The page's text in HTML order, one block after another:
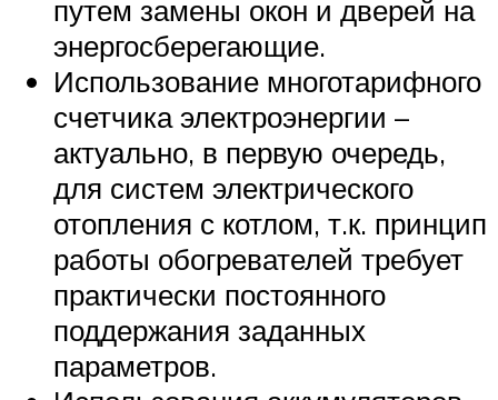
путем замены окон и дверей на
энергосберегающие.
Использование многотарифного
счетчика электроэнергии –
актуально, в первую очередь,
для систем электрического
отопления с котлом, т.к. принцип
работы обогревателей требует
практически постоянного
поддержания заданных
параметров.